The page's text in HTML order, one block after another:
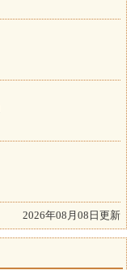
2026年08月08日更新